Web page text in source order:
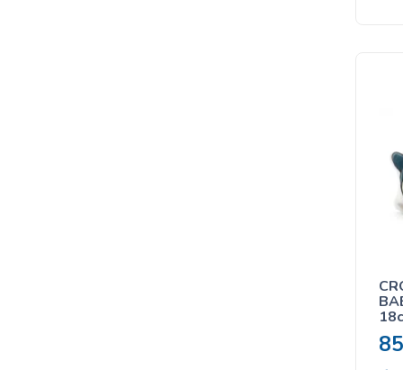
85